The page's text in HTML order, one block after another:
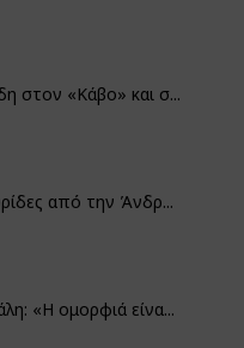
στον «Κάβο» και σ...
από την Άνδρ...
«Η ομορφιά είνα...